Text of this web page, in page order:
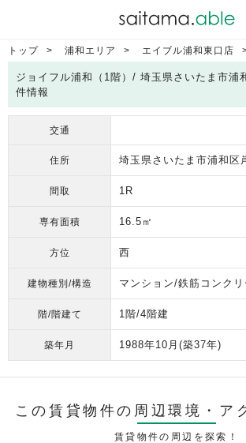
トップ 浦和エリア エイブル浦和東口店
ジョイフル浦和（1階）/ 埼玉県さいたま市浦
件情報
交通
住所 埼玉県さいたま市浦和区
間取 1R
専有面積 16.5㎡
方位 西
建物種別/構造 マンション/鉄筋コンクリ
階/階建て 1階/4階建
築年月 1988年10月 (築37年)
この賃貸物件の周辺環境・ ア
賃貸物件の周辺を探索！